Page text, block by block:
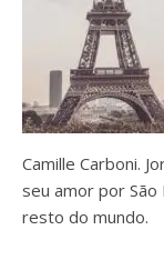
Camille Carboni.
seu amor por
resto do mundo.